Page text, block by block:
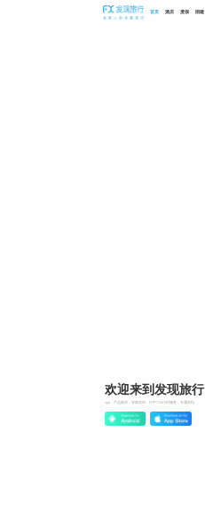
首页 酒店 度假 团建
欢迎来到发现旅行
app，产品购买，管家咨询，行中7/24小时服务，专属折扣